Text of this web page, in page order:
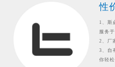
性
1、斯
服务
2、厂
3、自
你轻